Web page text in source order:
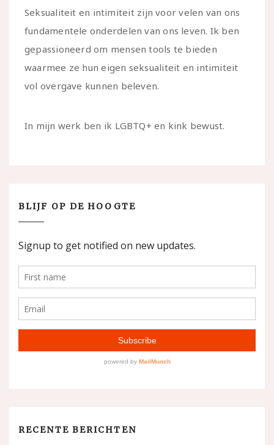
Seksualiteit en intimiteit zijn voor velen van ons
fundamentele onderdelen van ons leven. Ik ben
gepassioneerd om mensen tools te bieden
waarmee ze hun eigen seksualiteit en intimiteit
vol overgave kunnen beleven.
In mijn werk ben ik LGBTQ+ en kink bewust.
BLIJF OP DE HOOGTE
RECENTE BERICHTEN